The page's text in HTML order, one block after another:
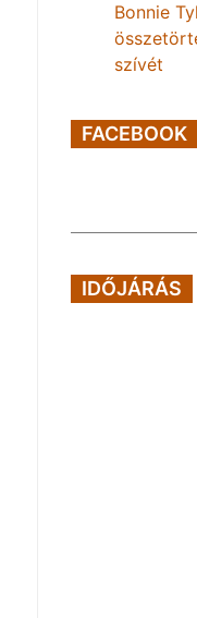
Bonnie
szívét
FACEBOOK
IDŐJÁRÁS